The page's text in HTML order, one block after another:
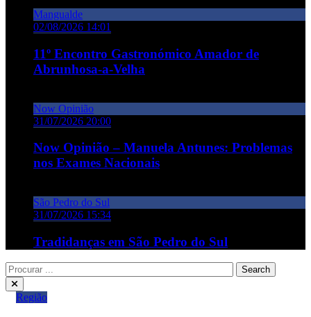
Mangualde
02/08/2026 14:01
11º Encontro Gastronómico Amador de
Abrunhosa-a-Velha
Now Opinião
31/07/2026 20:00
Now Opinião – Manuela Antunes: Problemas
nos Exames Nacionais
São Pedro do Sul
31/07/2026 15:34
Tradidanças em São Pedro do Sul
Região